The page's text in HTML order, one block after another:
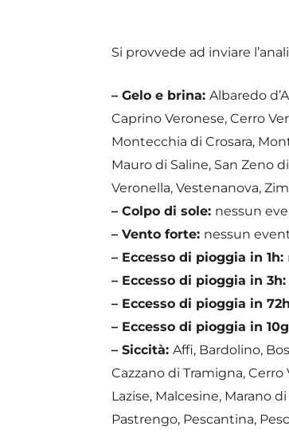
Si provvede ad inviare
– Gelo e brina: Albaredo
Caprino Veronese, Cerro
Montecchia di Crosara,
Mauro di Saline, San Zeno
Veronella, Vestenanova,
– Colpo di sole: nessun
– Vento forte: nessun
– Eccesso di pioggia in 1h:
– Eccesso di pioggia in 3h:
– Eccesso di pioggia in
– Eccesso di pioggia in
– Siccità: Affi, Bardolino,
Cazzano di Tramigna, Cerro
Lazise, Malcesine, Marano
Pastrengo, Pescantina,